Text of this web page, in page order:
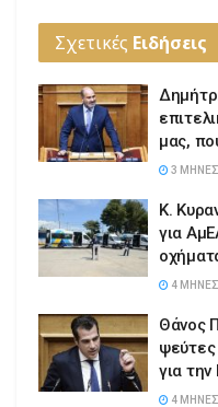
Σχετικές Ειδήσεις
μας,
3 ΜΉΝΕΣ
Κ.
για
4 ΜΉΝΕΣ
Θάνος
για
4 ΜΉΝΕΣ